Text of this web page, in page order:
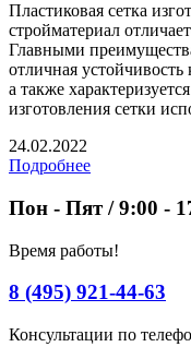
Пластиковая сетка
стройматериал
Главными
отличная
а также
изготовления сетки
24.02.2022
Подробнее
Пон - Пят / 9:00 -
Время работы!
8 (495) 921-44-63
Консультации по